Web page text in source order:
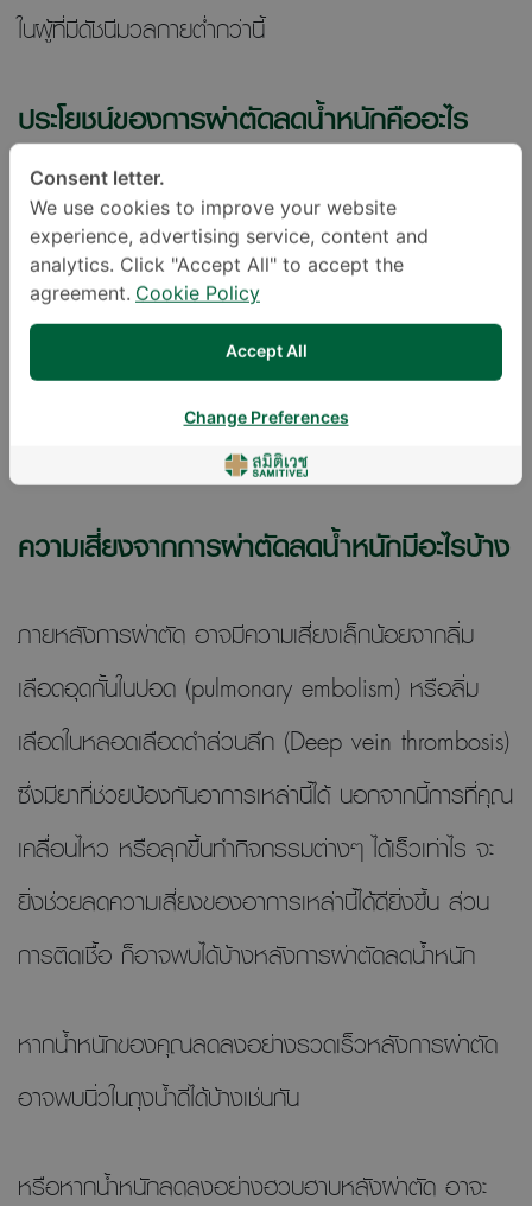
ในผู้ที่มีดัชนีมวลกายต่ำกว่านี้
ประโยชน์ของการผ่าตัดลดน้ำหนักคืออะไร
การผ่าตัดลดน้ำหนักนับเป็นวิธีการลดน้ำหนักในระยะยาวได้
อย่างมีประสิทธิภาพ
สุขภาพของคุณจะดีขึ้นอย่างมากหลังการผ่าตัดลดน้ำ
หนักแล้ว ตัวอย่างเช่น หายหรือควบคุมโรคเบาหวานชนิด
ที่ 2 หรือลดความดันโลหิตได้ดีขึ้น
ความเสี่ยงจากการผ่าตัดลดน้ำหนักมีอะไรบ้าง
ภายหลังการผ่าตัด อาจมีความเสี่ยงเล็กน้อยจากลิ่ม
เลือดอุดกั้นในปอด (pulmonary embolism) หรือลิ่ม
เลือดในหลอดเลือดดำส่วนลึก (Deep vein thrombosis)
ซึ่งมียาที่ช่วยป้องกันอาการเหล่านี้ได้ นอกจากนี้การที่คุณ
เคลื่อนไหว หรือลุกขึ้นทำกิจกรรมต่างๆ ได้เร็วเท่าไร จะ
ยิ่งช่วยลดความเสี่ยงของอาการเหล่านี้ได้ดียิ่งขึ้น ส่วน
การติดเชื้อ ก็อาจพบได้บ้างหลังการผ่าตัดลดน้ำหนัก
หากน้ำหนักของคุณลดลงอย่างรวดเร็วหลังการผ่าตัด
อาจพบนิ่วในถุงน้ำดีได้บ้างเช่นกัน
หรือหากน้ำหนักลดลงอย่างฮวบฮาบหลังผ่าตัด อาจะ
Consent letter.
We use cookies to improve your website
experience, advertising service, content and
analytics. Click "Accept All" to accept the
agreement. Cookie Policy
Accept All
Change Preferences